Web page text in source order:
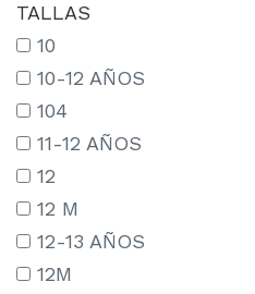
TALLAS
10
10-12 AÑOS
104
11-12 AÑOS
12
12 M
12-13 AÑOS
12M